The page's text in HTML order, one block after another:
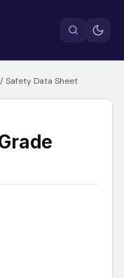
/Safety Data Sheet